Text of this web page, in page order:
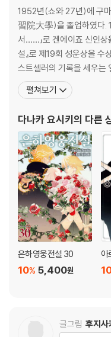
1952년(쇼와 27년)에 구
習院大學)을 졸업하였다.
서……」로 겐에이죠 신인상
설』로 제19회 성운상을 수
스트셀러의 기록을 세우는
간결한 문체와 상호연관관
관된 구조로 스토리의 호흡
품은 모두 애니메이션으로
펼쳐보기
다나카 요시키 의 다른
은하영웅전설 30
5,400원
10%
아
글그림 후지사